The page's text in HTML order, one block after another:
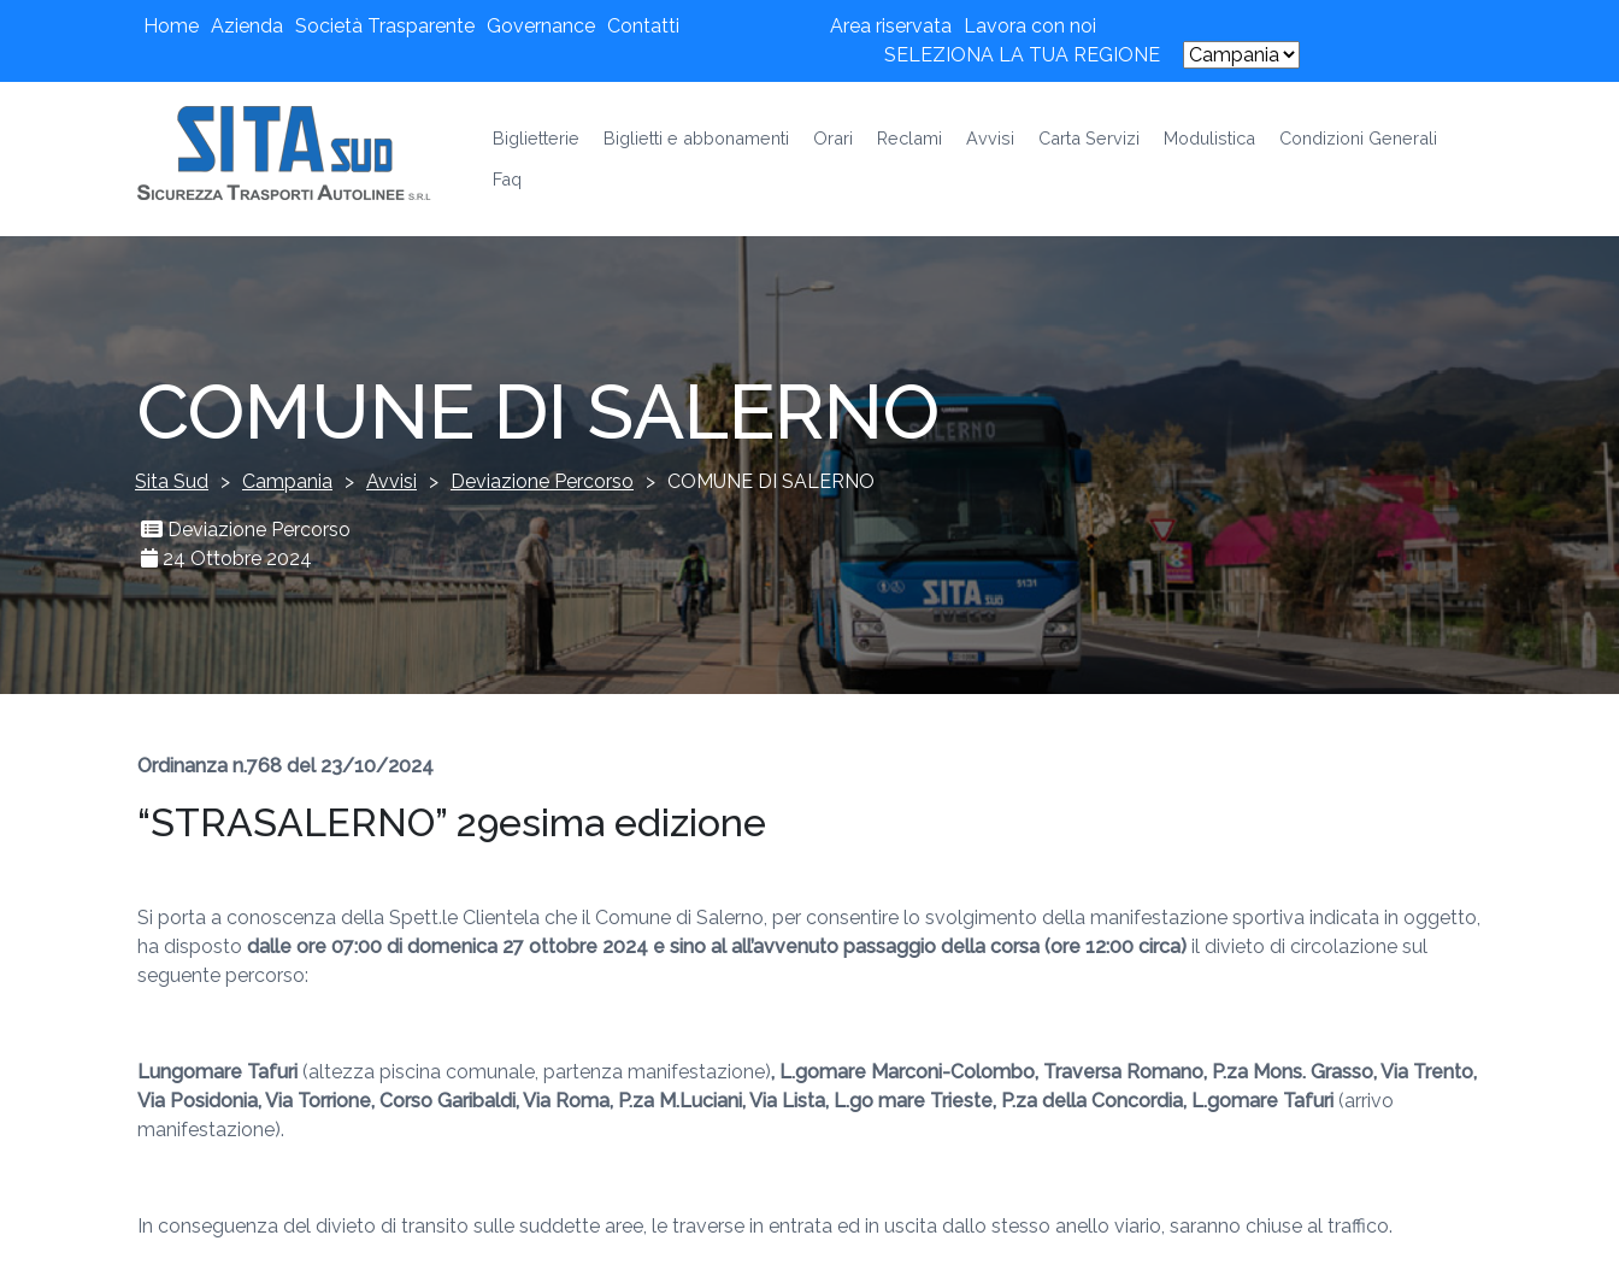
Home Azienda Società Trasparente Governance Contatti Area riservata Lavora con noi
SELEZIONA LA TUA REGIONE
Biglietterie Biglietti e abbonamenti Orari Reclami Avvisi Carta Servizi Modulistica
Condizioni Generali
Faq
COMUNE DI SALERNO
Sita Sud > Campania > Avvisi > Deviazione Percorso > COMUNE DI SALERNO
Deviazione Percorso
24 Ottobre 2024
Ordinanza n.768 del 23/10/2024
“STRASALERNO” 29esima edizione
Si porta a conoscenza della Spett.le Clientela che il Comune di Salerno, per consentire lo svolgimento della manifestazione sportiva indicata in oggetto,
ha disposto dalle ore 07:00 di domenica 27 ottobre 2024 e sino al all’avvenuto passaggio della corsa (ore 12:00 circa) il divieto di circolazione sul
seguente percorso:
Lungomare Tafuri (altezza piscina comunale, partenza manifestazione), L.gomare Marconi-Colombo, Traversa Romano, P.za Mons. Grasso, Via Trento,
Via Posidonia, Via Torrione, Corso Garibaldi, Via Roma, P.za M.Luciani, Via Lista, L.go mare Trieste, P.za della Concordia, L.gomare Tafuri (arrivo
manifestazione).
In conseguenza del divieto di transito sulle suddette aree, le traverse in entrata ed in uscita dallo stesso anello viario, saranno chiuse al traffico.